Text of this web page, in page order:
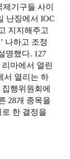
제기구들 사이
난징에서 IOC
지지해주고
나하고 조정
명했다. 127
리마에서 열린
서 열리는 하
행위원회에
28개 종목을
한 결정을